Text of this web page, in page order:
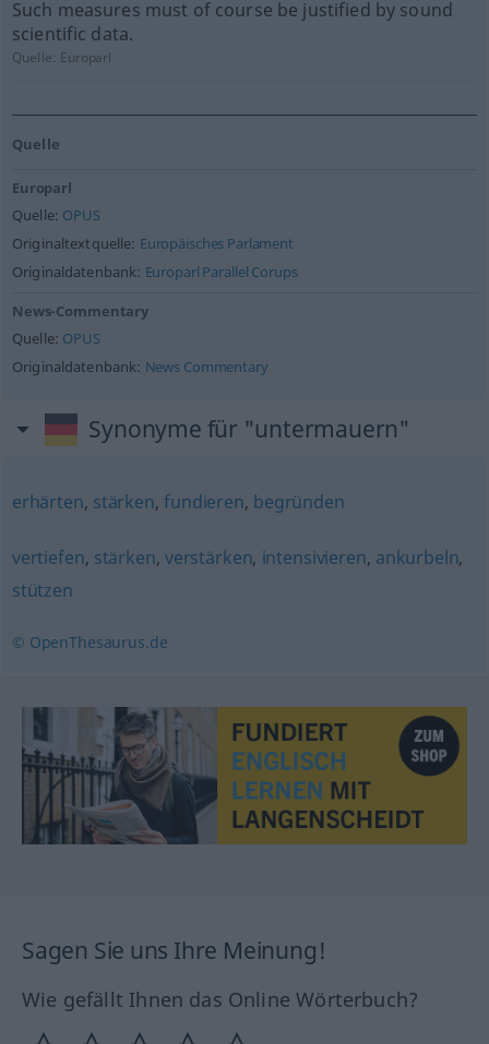
Such measures must of course be justified by sound
scientific data.
Quelle: Europarl
Quelle
Europarl
Quelle: OPUS
Originaltextquelle: Europäisches Parlament
Originaldatenbank: Europarl Parallel Corups
News-Commentary
Quelle: OPUS
Originaldatenbank: News Commentary
Synonyme für "untermauern"
erhärten, stärken,fundieren, begründen
vertiefen, stärken, verstärken, intensivieren, ankurbeln,
stützen
© OpenThesaurus.de
Sagen Sie uns Ihre Meinung!
Wie gefällt Ihnen das Online Wörterbuch?